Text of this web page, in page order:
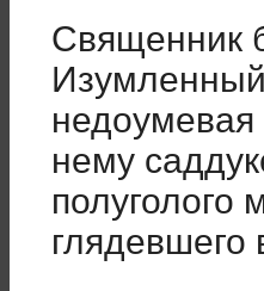
Священник
Изумленный
нему
полуголого
глядевшего